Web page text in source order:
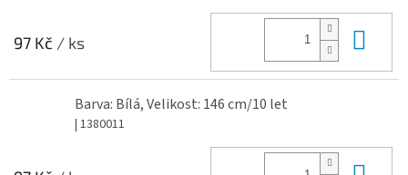
97 Kč / ks
Barva: Bílá, Velikost: 146 cm/10 let
| 1380011